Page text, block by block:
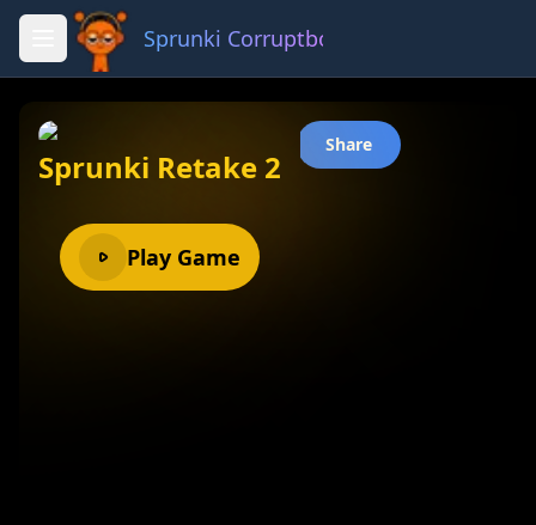
Sprunki Corruptbox 3 x
Sprunki Retake 2
Play Game
Share